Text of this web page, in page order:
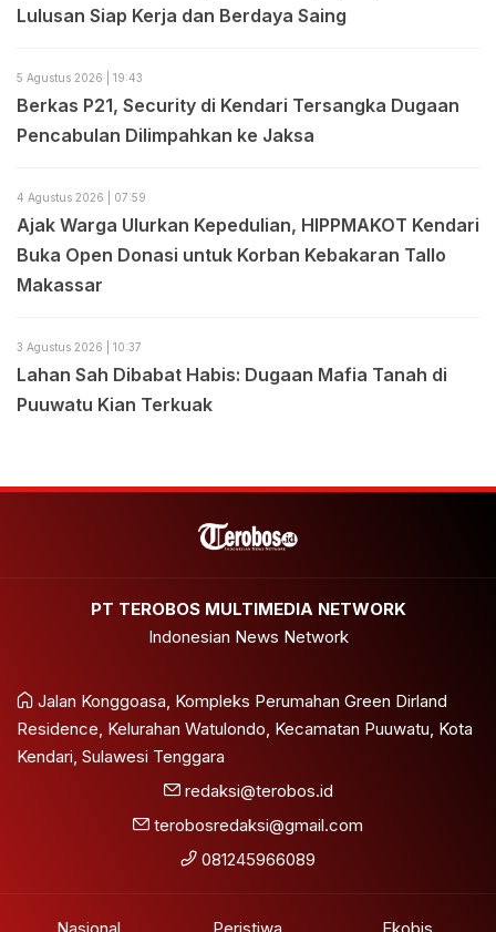
Lulusan Siap Kerja dan Berdaya Saing
5 Agustus 2026 | 19:43
Berkas P21, Security di Kendari Tersangka Dugaan
Pencabulan Dilimpahkan ke Jaksa
4 Agustus 2026 | 07:59
Ajak Warga Ulurkan Kepedulian, HIPPMAKOT Kendari
Buka Open Donasi untuk Korban Kebakaran Tallo
Makassar
3 Agustus 2026 | 10:37
Lahan Sah Dibabat Habis: Dugaan Mafia Tanah di
Puuwatu Kian Terkuak
PT TEROBOS MULTIMEDIA NETWORK
Indonesian News Network
Jalan Konggoasa, Kompleks Perumahan Green Dirland
Residence, Kelurahan Watulondo, Kecamatan Puuwatu, Kota
Kendari, Sulawesi Tenggara
redaksi@terobos.id
terobosredaksi@gmail.com
081245966089